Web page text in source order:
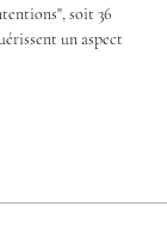
soit 36
un aspect